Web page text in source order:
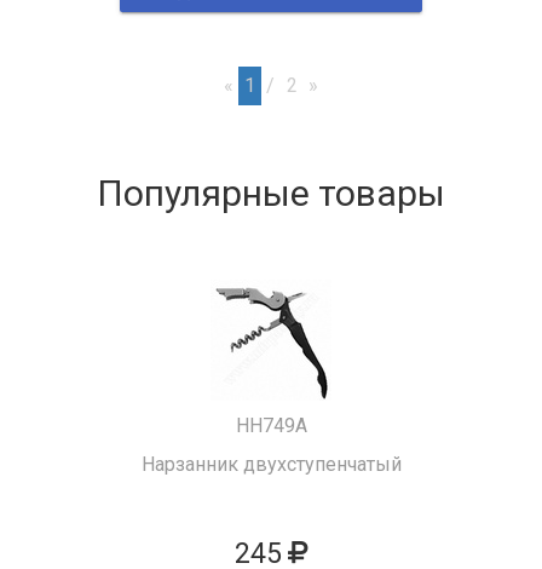
« 1 2 »
Популярные товары
HH749A
Нарзанник двухступенчатый
245